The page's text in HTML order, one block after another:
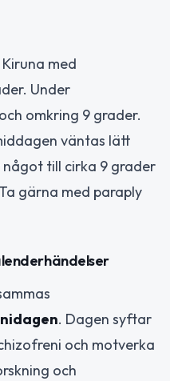
med
Under
omkring 9 grader.
väntas lätt
något till cirka 9 grader
gärna med paraply
. Dagen syftar
och motverka
och